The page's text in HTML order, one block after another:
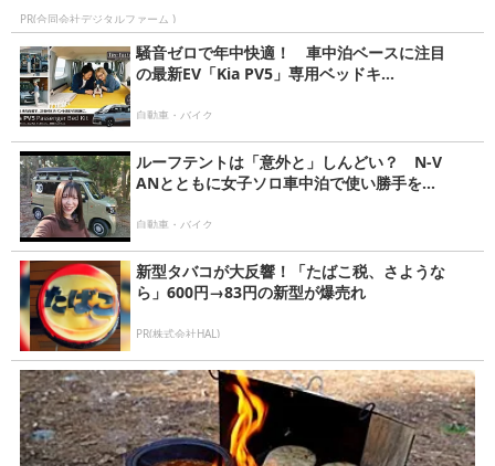
PR(合同会社デジタルファーム )
騒音ゼロで年中快適！ 車中泊ベースに注目
の最新EV「Kia PV5」専用ベッドキ...
自動車・バイク
ルーフテントは「意外と」しんどい？ N-V
ANとともに女子ソロ車中泊で使い勝手を...
自動車・バイク
新型タバコが大反響！「たばこ税、さような
ら」600円→83円の新型が爆売れ
PR(株式会社HAL)